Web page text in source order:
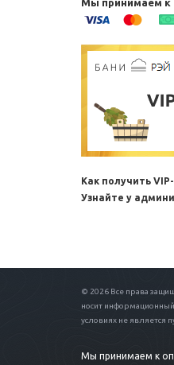
Мы принимаем к
Как получить
Узнайте у
© 2026 Все права
носит
условиях не является
Мы принимаем к